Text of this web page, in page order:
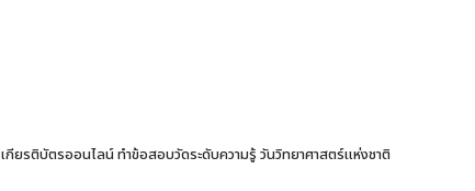
เกียรติบัตรออนไลน์ ทำข้อสอบวัดระดับความรู้ วันวิทยาศาสตร์แห่งชาติ